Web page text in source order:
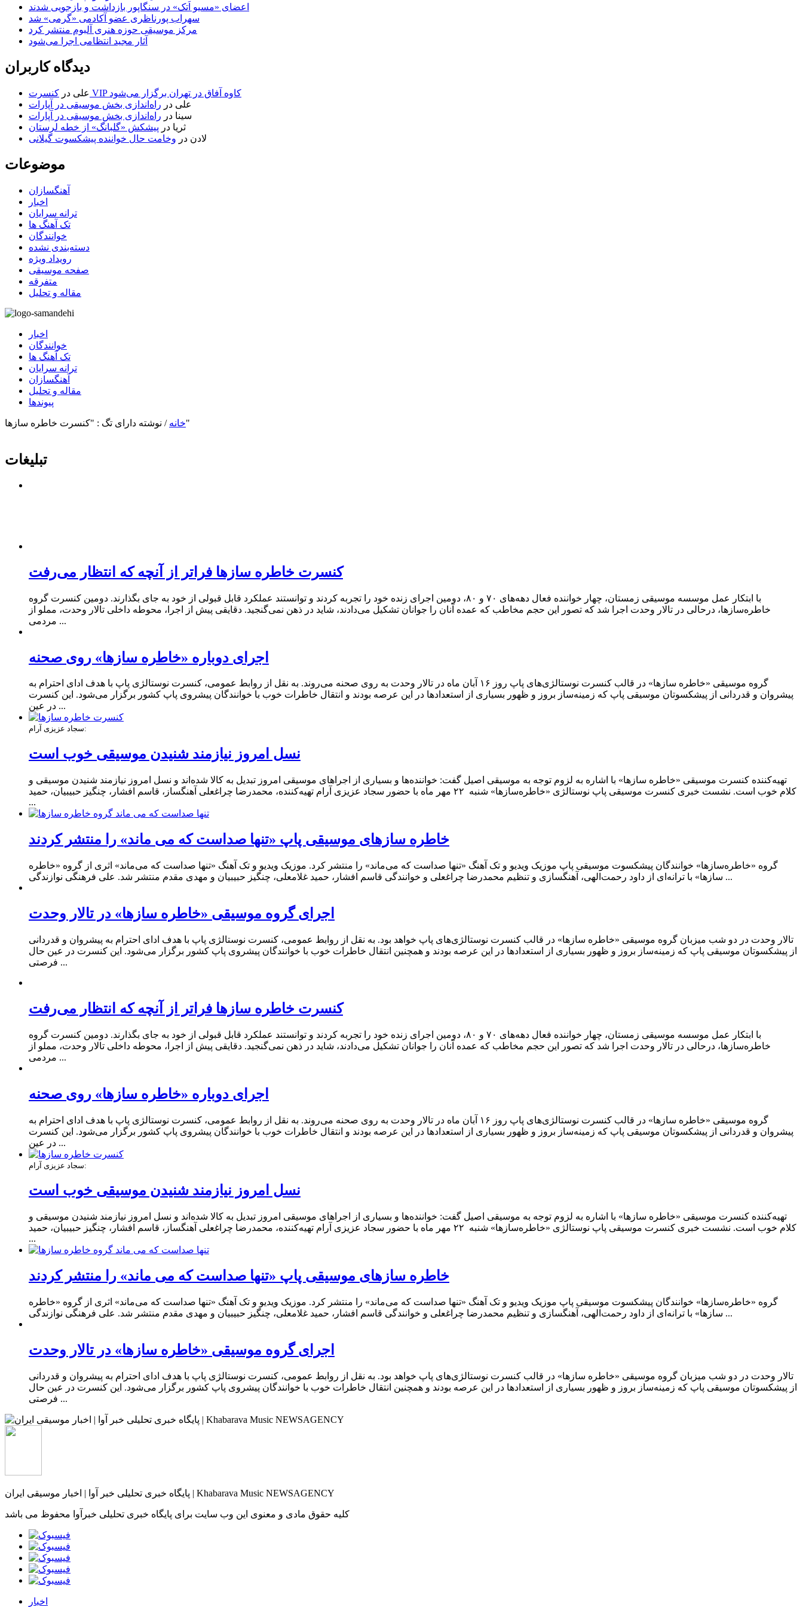
اعضای «مسیو اَتک» در سنگاپور بازداشت و بازجویی شدند
سهراب پورناظری عضو آکادمی «گرمی» شد
مرکز موسیقی حوزه هنری آلبوم منتشر کرد
آثار مجید انتظامی اجرا می‌شود
دیدگاه کاربران
علی در
کنسرت VIP کاوه آفاق در تهران برگزار می‌شود
علی در راه‌اندازی بخش موسیقی در آپارات
سینا در راه‌اندازی بخش موسیقی در آپارات
ثریا در پیشکش «گلبانگ» از خطه لرستان
لادن در وخامت حال خواننده پیشکسوت گیلانی
موضوعات
آهنگسازان
اخبار
ترانه سرایان
تک آهنگ ها
خوانندگان
دسته‌بندی نشده
رویداد ویژه
صفحه موسیقی
متفرقه
مقاله و تحلیل
اخبار
خوانندگان
تک آهنگ ها
ترانه سرایان
آهنگسازان
مقاله و تحلیل
پیوندها
خانه / نوشته دارای تگ : "کنسرت خاطره سازها"
تبلیغات
کنسرت خاطره‌ سازها فراتر از آنچه که انتظار می‌رفت
با ابتکار عمل موسسه موسیقی زمستان، چهار خواننده فعال دهه‌های ۷۰ و ۸۰، دومین اجرای زنده خود را تجربه کردند و توانستند عملکرد قابل‌ قبولی از خود به جای بگذارند. دومین کنسرت گروه
خاطره‌سازها، درحالی در تالار وحدت اجرا شد که تصور این حجم مخاطب که عمده آنان را جوانان تشکیل می‌دادند، شاید در ذهن نمی‌گنجید. دقایقی پیش از اجرا، محوطه داخلی تالار وحدت، مملو از
مردمی ...
اجرای دوباره «خاطره‌ سازها» روی صحنه
گروه موسیقی «خاطره‌ سازها» در قالب کنسرت نوستالژی‌های پاپ روز ۱۶ آبان ماه در تالار وحدت به روی صحنه می‌روند. به نقل از روابط عمومی، کنسرت نوستالژی پاپ با هدف ادای احترام به
پیشروان و قدردانی از پیشکسوتان موسیقی پاپ که زمینه‌ساز بروز و ظهور بسیاری از استعدادها در این عرصه بودند و انتقال خاطرات خوب با خوانندگان پیشروی پاپ کشور برگزار می‌شود. این کنسرت
در عین ...
سجاد عزیزی آرام:
نسل امروز نیازمند شنیدن موسیقی خوب است
تهیه‌کننده کنسرت موسیقی «خاطره‌ سازها» با اشاره به لزوم توجه به موسیقی اصیل گفت: خواننده‌ها و بسیاری از اجراهای موسیقی امروز تبدیل به کالا شده‌اند و نسل امروز نیازمند شنیدن موسیقی و
کلام خوب است. نشست خبری کنسرت موسیقی پاپ نوستالژی «خاطره‌سازها» شنبه ۲۲ مهر ماه با حضور سجاد عزیزی آرام تهیه‌کننده، محمدرضا چراغعلی آهنگساز، قاسم افشار، چنگیز حبیبیان، حمید
...
خاطره‌ سازهای موسیقی پاپ «تنها صداست که می ماند» را منتشر کردند
گروه «خاطره‌سازها» خوانندگان پیشکسوت موسیقی پاپ موزیک ویدیو و تک‌ آهنگ «تنها صداست که می‌ماند» را منتشر کرد. موزیک ویدیو و تک‌ آهنگ «تنها صداست که می‌ماند» اثری از گروه «خاطره‌
سازها» با ترانه‌ای از داود رحمت‌الهی، آهنگسازی و تنظیم محمدرضا چراغعلی و خوانندگی قاسم افشار، حمید غلامعلی، چنگیز حبیبیان و مهدی مقدم منتشر شد. علی فرهنگی نوازندگی ...
اجرای گروه موسیقی «خاطره سازها» در تالار وحدت
تالار وحدت در دو شب میزبان گروه موسیقی «خاطره سازها» در قالب کنسرت نوستالژی‌های پاپ خواهد بود. به نقل از روابط عمومی، کنسرت نوستالژی پاپ با هدف ادای احترام به پیشروان و قدردانی
از پیشکسوتان موسیقی پاپ که زمینه‌ساز بروز و ظهور بسیاری از استعدادها در این عرصه بودند و همچنین انتقال خاطرات خوب با خوانندگان پیشروی پاپ کشور برگزار می‌شود. این کنسرت در عین حال
فرصتی ...
کنسرت خاطره‌ سازها فراتر از آنچه که انتظار می‌رفت
با ابتکار عمل موسسه موسیقی زمستان، چهار خواننده فعال دهه‌های ۷۰ و ۸۰، دومین اجرای زنده خود را تجربه کردند و توانستند عملکرد قابل‌ قبولی از خود به جای بگذارند. دومین کنسرت گروه
خاطره‌سازها، درحالی در تالار وحدت اجرا شد که تصور این حجم مخاطب که عمده آنان را جوانان تشکیل می‌دادند، شاید در ذهن نمی‌گنجید. دقایقی پیش از اجرا، محوطه داخلی تالار وحدت، مملو از
مردمی ...
اجرای دوباره «خاطره‌ سازها» روی صحنه
گروه موسیقی «خاطره‌ سازها» در قالب کنسرت نوستالژی‌های پاپ روز ۱۶ آبان ماه در تالار وحدت به روی صحنه می‌روند. به نقل از روابط عمومی، کنسرت نوستالژی پاپ با هدف ادای احترام به
پیشروان و قدردانی از پیشکسوتان موسیقی پاپ که زمینه‌ساز بروز و ظهور بسیاری از استعدادها در این عرصه بودند و انتقال خاطرات خوب با خوانندگان پیشروی پاپ کشور برگزار می‌شود. این کنسرت
در عین ...
سجاد عزیزی آرام:
نسل امروز نیازمند شنیدن موسیقی خوب است
تهیه‌کننده کنسرت موسیقی «خاطره‌ سازها» با اشاره به لزوم توجه به موسیقی اصیل گفت: خواننده‌ها و بسیاری از اجراهای موسیقی امروز تبدیل به کالا شده‌اند و نسل امروز نیازمند شنیدن موسیقی و
کلام خوب است. نشست خبری کنسرت موسیقی پاپ نوستالژی «خاطره‌سازها» شنبه ۲۲ مهر ماه با حضور سجاد عزیزی آرام تهیه‌کننده، محمدرضا چراغعلی آهنگساز، قاسم افشار، چنگیز حبیبیان، حمید
...
خاطره‌ سازهای موسیقی پاپ «تنها صداست که می ماند» را منتشر کردند
گروه «خاطره‌سازها» خوانندگان پیشکسوت موسیقی پاپ موزیک ویدیو و تک‌ آهنگ «تنها صداست که می‌ماند» را منتشر کرد. موزیک ویدیو و تک‌ آهنگ «تنها صداست که می‌ماند» اثری از گروه «خاطره‌
سازها» با ترانه‌ای از داود رحمت‌الهی، آهنگسازی و تنظیم محمدرضا چراغعلی و خوانندگی قاسم افشار، حمید غلامعلی، چنگیز حبیبیان و مهدی مقدم منتشر شد. علی فرهنگی نوازندگی ...
اجرای گروه موسیقی «خاطره سازها» در تالار وحدت
تالار وحدت در دو شب میزبان گروه موسیقی «خاطره سازها» در قالب کنسرت نوستالژی‌های پاپ خواهد بود. به نقل از روابط عمومی، کنسرت نوستالژی پاپ با هدف ادای احترام به پیشروان و قدردانی
از پیشکسوتان موسیقی پاپ که زمینه‌ساز بروز و ظهور بسیاری از استعدادها در این عرصه بودند و همچنین انتقال خاطرات خوب با خوانندگان پیشروی پاپ کشور برگزار می‌شود. این کنسرت در عین حال
فرصتی ...
پایگاه خبری تحلیلی خبر آوا | اخبار موسیقی ایران | Khabarava Music NEWSAGENCY
کلیه حقوق مادی و معنوی این وب سایت برای پایگاه خبری تحلیلی خبرآوا محفوظ می باشد
اخبار